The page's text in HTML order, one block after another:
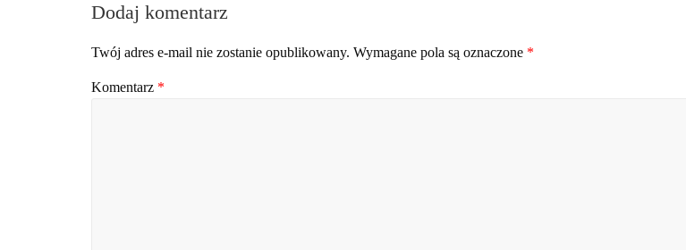
Dodaj komentarz
Twój adres e-mail nie zostanie opublikowany. Wymagane pola są oznaczone *
Komentarz *